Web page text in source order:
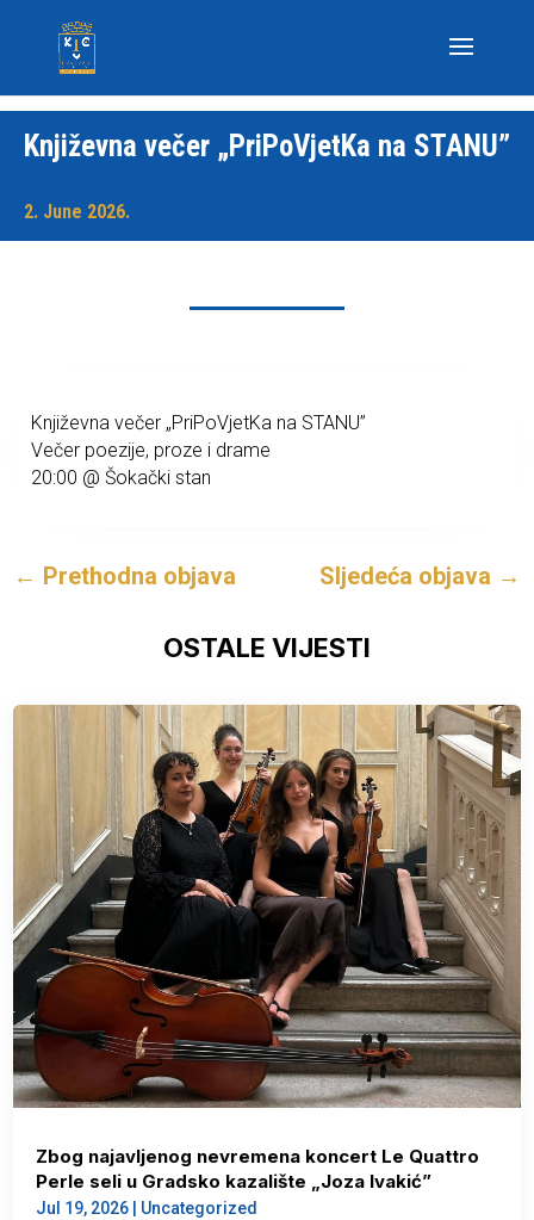
Književna večer „PriPoVjetKa na STANU”
2. June 2026.
Književna večer „PriPoVjetKa na STANU”
Večer poezije, proze i drame
20:00 @ Šokački stan
← Prethodna objava Sljedeća objava →
OSTALE VIJESTI
Zbog najavljenog nevremena koncert Le Quattro
Perle seli u Gradsko kazalište „Joza Ivakić”
Jul 19, 2026
Uncategorized